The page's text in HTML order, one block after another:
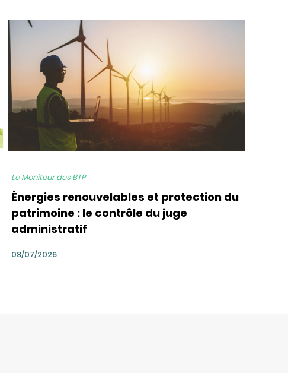
bg
Le Moniteur des BTP
Énergies renouvelables et protection du
patrimoine : le contrôle du juge
administratif
08/07/2026